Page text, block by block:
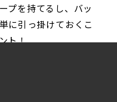
プを持てるし、バッ
に引っ掛けておくこ
ト！